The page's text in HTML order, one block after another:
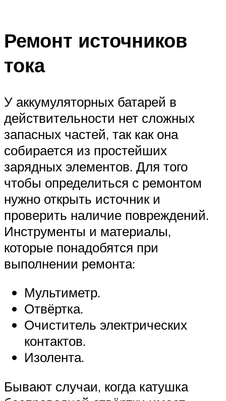
Ремонт источников
тока
У аккумуляторных батарей в
действительности нет сложных
запасных частей, так как она
собирается из простейших
зарядных элементов. Для того
чтобы определиться с ремонтом
нужно открыть источник и
проверить наличие повреждений.
Инструменты и материалы,
которые понадобятся при
выполнении ремонта:
Мультиметр.
Отвёртка.
Очиститель электрических
контактов.
Изолента.
Бывают случаи, когда катушка